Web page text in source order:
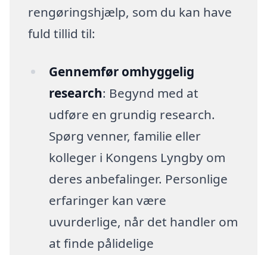
rengøringshjælp, som du kan have
fuld tillid til:
Gennemfør omhyggelig
research: Begynd med at
udføre en grundig research.
Spørg venner, familie eller
kolleger i Kongens Lyngby om
deres anbefalinger. Personlige
erfaringer kan være
uvurderlige, når det handler om
at finde pålidelige